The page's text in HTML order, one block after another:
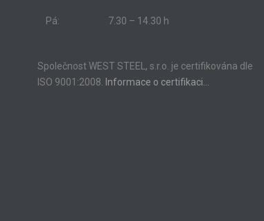
Pá: 7.30 – 14.30 h
Společnost WEST STEEL, s.r.o. je certifikována dle
ISO 9001:2008.
Informace o certifikaci…